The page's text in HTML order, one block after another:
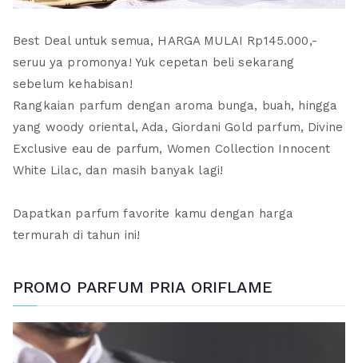
Best Deal untuk semua, HARGA MULAI Rp145.000,-
seruu ya promonya! Yuk cepetan beli sekarang
sebelum kehabisan!
Rangkaian parfum dengan aroma bunga, buah, hingga
yang woody oriental, Ada, Giordani Gold parfum, Divine
Exclusive eau de parfum, Women Collection Innocent
White Lilac, dan masih banyak lagi!
Dapatkan parfum favorite kamu dengan harga
termurah di tahun ini!
PROMO PARFUM PRIA ORIFLAME